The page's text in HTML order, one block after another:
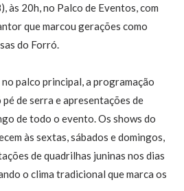
às 20h, no Palco de Eventos, com
que marcou gerações como
do Forró.
palco principal, a programação
de serra e apresentações de
de todo o evento. Os shows do
às sextas, sábados e domingos,
de quadrilhas juninas nos dias
o clima tradicional que marca os